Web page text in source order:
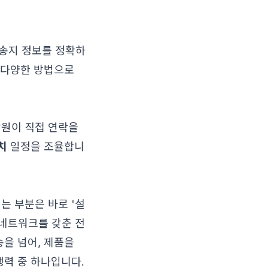
지 정보를 정확하
양한 방법으로
이 직접 연락을
일정을 조율합니
부분은 바로 '설
트워크를 갖춘 전
을 넘어, 제품을
중 하나입니다.